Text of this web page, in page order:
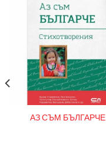
АЗ СЪМ БЪЛГАРЧЕ